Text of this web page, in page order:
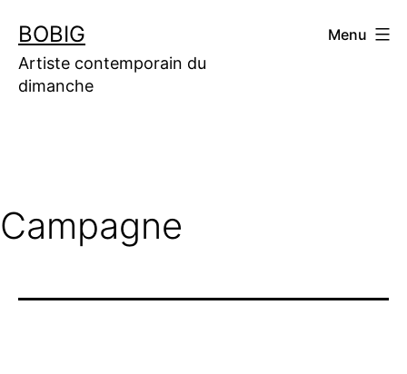
contenu
BOBIG
Artiste contemporain du
dimanche
Menu
Campagne